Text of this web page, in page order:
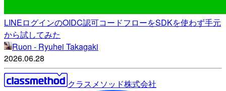
LINEログインのOIDC認可コードフローをSDKを使わず手元
から試してみた
Ruon - Ryuhei Takagaki
2026.06.28
クラスメソッド株式会社